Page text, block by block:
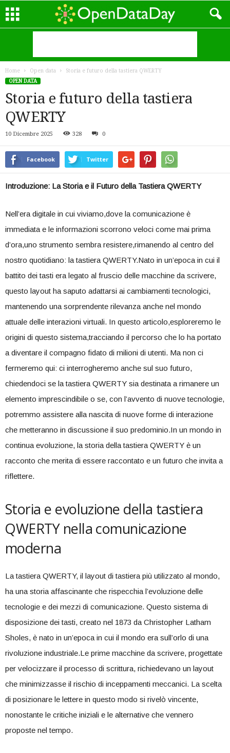
Home Open data
Storia e futuro della tastiera QWERTY
OPEN DATA
Storia e futuro della tastiera
QWERTY
10 Dicembre 2025 328 0
Facebook Twitter
Introduzione: La Storia e il Futuro della Tastiera QWERTY
Nell’era digitale in cui viviamo,dove la comunicazione è
immediata e le informazioni ⁣scorrono veloci come mai prima
d’ora,uno strumento sembra resistere,rimanendo‌ al centro⁢ del
nostro quotidiano: la tastiera QWERTY.Nato in ​un’epoca in cui il
battito dei tasti era legato al fruscio delle macchine ⁣da scrivere,
questo layout ha saputo adattarsi ai cambiamenti tecnologici,
⁣mantenendo una sorprendente rilevanza anche nel‍ mondo
attuale delle interazioni virtuali.⁢ In ⁤questo articolo,esploreremo le
origini di questo sistema,tracciando il percorso che lo ha portato
a diventare il compagno fidato​ di milioni di utenti. Ma non ci
fermeremo qui: ci ⁤interrogheremo anche sul suo futuro,
chiedendoci‌ se la tastiera QWERTY sia destinata a rimanere‌ un
elemento imprescindibile o se, con l’avvento di nuove tecnologie,
potremmo assistere alla nascita di nuove forme di​ interazione
che metteranno in discussione il suo predominio.In un mondo in
continua evoluzione, ‍la storia della tastiera QWERTY è un
⁣racconto ⁢che merita di essere raccontato e un futuro che invita a
riflettere.
Storia e evoluzione della tastiera
⁢QWERTY nella comunicazione
moderna
La tastiera QWERTY, il layout‌ di tastiera⁤ più utilizzato al mondo,
ha una storia affascinante che rispecchia l’evoluzione delle
tecnologie e dei mezzi ‌di comunicazione. Questo sistema di
disposizione dei tasti, creato nel 1873 da Christopher Latham
Sholes, è nato in un’epoca in cui il mondo era sull’orlo di una
rivoluzione industriale.Le prime macchine da scrivere, progettate
per velocizzare⁤ il processo di scrittura, richiedevano un layout
che minimizzasse il rischio di inceppamenti meccanici. La scelta
di posizionare le lettere in​ questo modo si‍ rivelò vincente,
nonostante le critiche iniziali ⁢e le alternative che vennero
proposte ‍nel⁣ tempo.